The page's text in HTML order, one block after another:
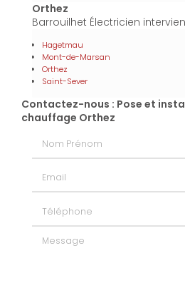
Orthez
Barrouilhet Électricien
Hagetmau
Mont-de-Marsan
Orthez
Saint-Sever
Contactez-nous : Pose et
chauffage Orthez
Message